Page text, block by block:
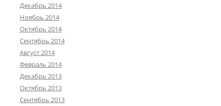
Декабрь 2014
Ноябрь 2014
Октябрь 2014
Сентябрь 2014
Август 2014
Февраль 2014
Декабрь 2013
Октябрь 2013
Сентябрь 2013